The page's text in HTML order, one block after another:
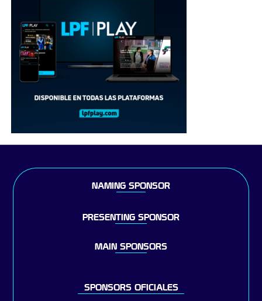
NAMING SPONSOR
PRESENTING SPONSOR
MAIN SPONSORS
SPONSORS OFICIALES